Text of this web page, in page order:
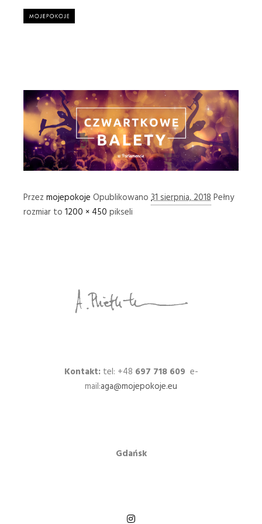
Przez mojepokoje Opublikowano 31 sierpnia, 2018 Pełny
rozmiar to 1200 × 450 pikseli
Kontakt:tel: +48 697 718 609 e-
mail:aga@mojepokoje.eu
Gdańsk